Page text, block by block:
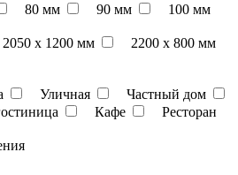
80 мм 90 мм
100 мм
2050 x 1200 мм
2200 x 800 мм
Уличная
Частный дом
Кафе
Ресторан